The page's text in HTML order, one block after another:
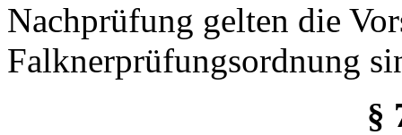
Nachprüfung gelten die
Falknerprüfungsordnung
§